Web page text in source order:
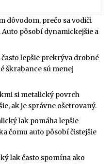
dôvodom, prečo sa vodiči
pôsobí dynamickejšie a
lepšie prekrýva drobné
škrabance sú menej
si metalický povrch
ak je správne ošetrovaný.
lak pomáha lepšie
čomu auto pôsobí čistejšie
lak často spomína ako